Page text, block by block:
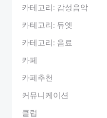
카테고리: 감성음악
카테고리: 듀엣
카테고리: 음료
카페
카페추천
커뮤니케이션
클럽